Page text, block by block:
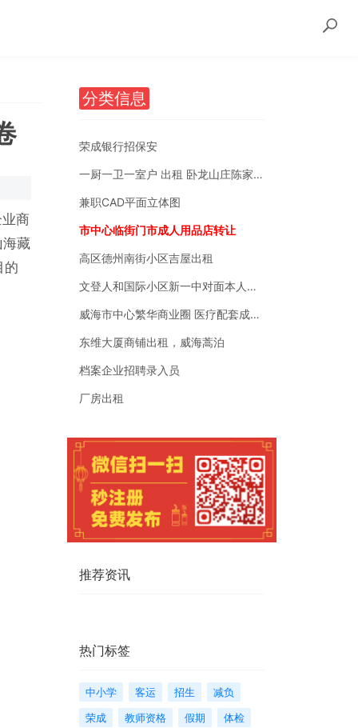
商
海藏
的
分类信息
荣成银行招保安
一厨一卫一室户 出租 卧龙山庄陈家后沟附近
兼职CAD平面立体图
市中心临街门市成人用品店转让
高区德州南街小区吉屋出租
文登人和国际小区新一中对面本人自有房销售
威海市中心繁华商业圈 医疗配套成熟 南北通透
东维大厦商铺出租，威海蒿泊
档案企业招聘录入员
厂房出租
推荐资讯
热门标签
中小学 客运 招生
减负
荣成
教师资格 假期
体检